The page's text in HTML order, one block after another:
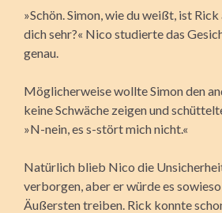
»Schön. Simon, wie du weißt, ist
dich sehr?« Nico studierte das
genau.
Möglicherweise wollte Simon den
keine Schwäche zeigen und
»N-nein, es s-stört mich nicht.«
Natürlich blieb Nico die
verborgen, aber er würde es
Äußersten treiben. Rick konnte